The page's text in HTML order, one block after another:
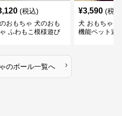
(税込)
おもちゃ 犬のおも
ふわもこ模様遊び
¥3,590 (税
犬 おもちゃ
機能ペット遊
のボール一覧へ ›